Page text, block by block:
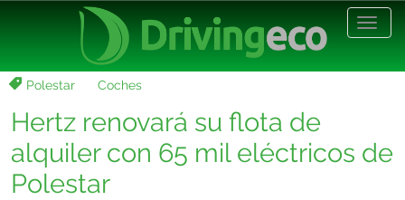
Polestar Coches
Hertz renovará su flota de
alquiler con 65 mil eléctricos de
Polestar